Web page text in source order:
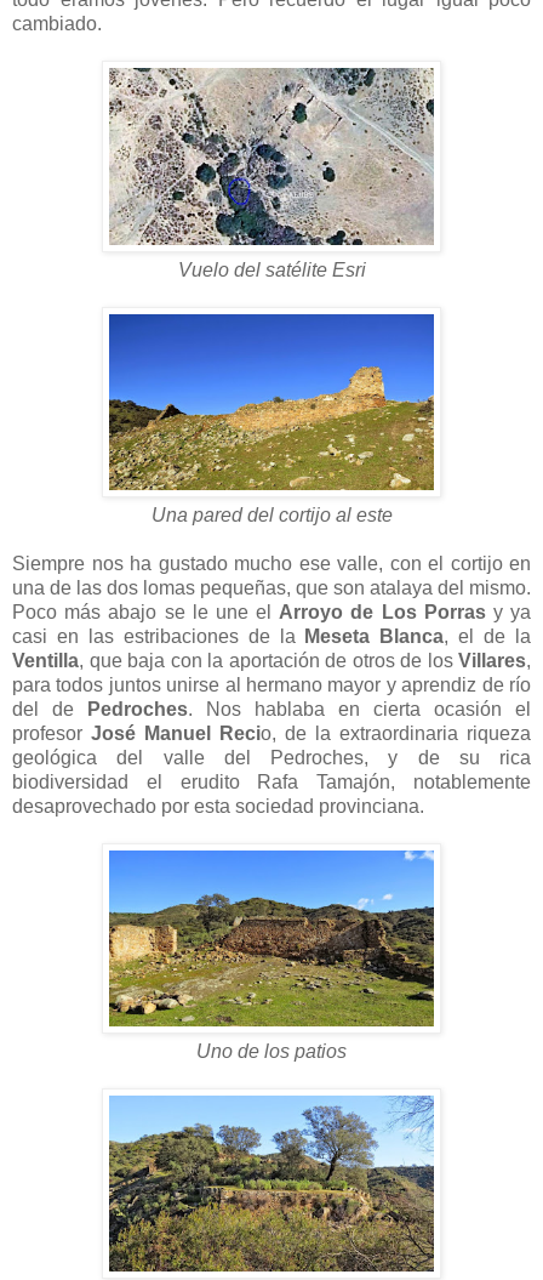
cambiado.
Vuelo del satélite Esri
Una pared del cortijo al este
Siempre nos ha gustado mucho ese valle, con el cortijo en
una de las dos lomas pequeñas, que son atalaya del mismo.
Poco más abajo se le une el Arroyo de Los Porrasy ya
casi en las estribaciones de la
Meseta Blanca, el de la
Ventilla, que baja con la aportación de otros de los Villares,
para todos juntos unirse al hermano mayor y aprendiz de río
del de
Pedroches. Nos hablaba en cierta ocasión el
profesor José Manuel Recio, de la extraordinaria riqueza
geológica del valle del Pedroches, y de su rica
biodiversidad el erudito Rafa Tamajón, notablemente
desaprovechado por esta sociedad provinciana.
Uno de los patios